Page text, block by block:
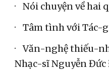
·
Nói chuyện về hai
·
Tâm tình với Tác-
·
Văn-nghệ thiếu-
Nhạc-sĩ Nguyễn Đức